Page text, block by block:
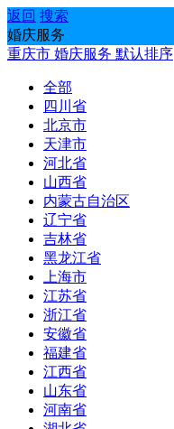
返回 搜索
婚庆服务
重庆市 婚庆服务 默认排序
全部
四川省
北京市
天津市
河北省
山西省
内蒙古自治区
辽宁省
吉林省
黑龙江省
上海市
江苏省
浙江省
安徽省
福建省
江西省
山东省
河南省